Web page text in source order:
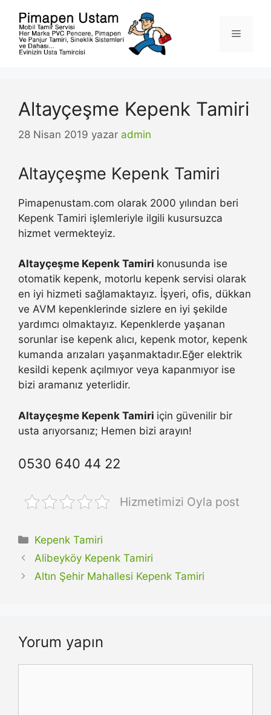
Menü
Altayçeşme Kepenk Tamiri
28 Nisan 2019 yazar admin
Altayçeşme Kepenk Tamiri
Pimapenustam.com olarak 2000 yılından beri
Kepenk Tamiri işlemleriyle ilgili kusursuzca
hizmet vermekteyiz.
Altayçeşme Kepenk Tamiri konusunda ise
otomatik kepenk, motorlu kepenk servisi olarak
en iyi hizmeti sağlamaktayız. İşyeri, ofis, dükkan
ve AVM kepenklerinde sizlere en iyi şekilde
yardımcı olmaktayız. Kepenklerde yaşanan
sorunlar ise kepenk alıcı, kepenk motor, kepenk
kumanda arızaları yaşanmaktadır.Eğer elektrik
kesildi kepenk açılmıyor veya kapanmıyor ise
bizi aramanız yeterlidir.
Altayçeşme Kepenk Tamiri için güvenilir bir
usta arıyorsanız; Hemen bizi arayın!
0530 640 44 22
Hizmetimizi Oyla post
Kategoriler
Kepenk Tamiri
Alibeyköy Kepenk Tamiri
Altın Şehir Mahallesi Kepenk Tamiri
Yorum yapın